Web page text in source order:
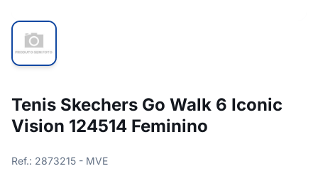
Tenis Skechers Go Walk 6 Iconic
Vision 124514 Feminino
Ref.: 2873215 - MVE